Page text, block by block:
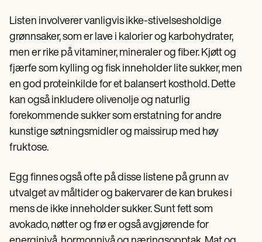
Listen involverer vanligvis ikke-stivelsesholdige
grønnsaker, som er lave i kalorier og karbohydrater,
men er rike på vitaminer, mineraler og fiber. Kjøtt og
fjærfe som kylling og fisk inneholder lite sukker, men
en god proteinkilde for et balansert kosthold. Dette
kan også inkludere olivenolje og naturlig
forekommende sukker som erstatning for andre
kunstige søtningsmidler og maissirup med høy
fruktose.
Egg finnes også ofte på disse listene på grunn av
utvalget av måltider og bakervarer de kan brukes i
mens de ikke inneholder sukker. Sunt fett som
avokado, nøtter og frø er også avgjørende for